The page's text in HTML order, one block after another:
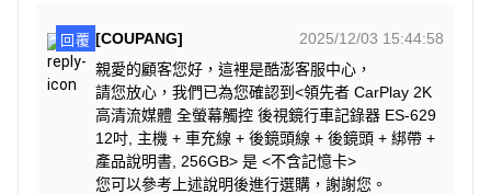
回覆 [COUPANG]
2025/12/03 15:44:58
親愛的顧客您好，這裡是酷澎客服中心，
請您放心，我們已為您確認到<領先者 CarPlay 2K
高清流媒體 全螢幕觸控 後視鏡行車記錄器 ES-629
12吋, 主機 + 車充線 + 後鏡頭線 + 後鏡頭 + 綁帶 +
產品說明書, 256GB> 是 <不含記憶卡>
您可以參考上述說明後進行選購，謝謝您。